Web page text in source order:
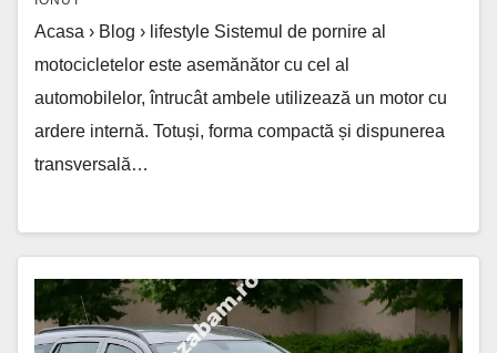
Acasa › Blog › lifestyle Sistemul de pornire al
motocicletelor este asemănător cu cel al
automobilelor, întrucât ambele utilizează un motor cu
ardere internă. Totuși, forma compactă și dispunerea
transversală…
Cutia
automată